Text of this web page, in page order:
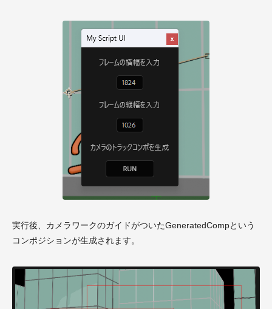
実行後、カメラワークのガイドがついたGeneratedCompという
コンポジションが生成されます。